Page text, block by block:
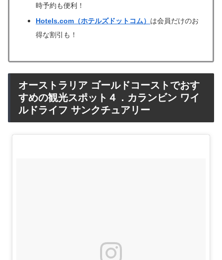
時予約も便利！
Hotels.com（ホテルズドットコム） は会員だけのお
得な割引も！
オーストラリア ゴールドコーストでおす
すめの観光スポット４．カランビン ワイ
ルドライフ サンクチュアリー